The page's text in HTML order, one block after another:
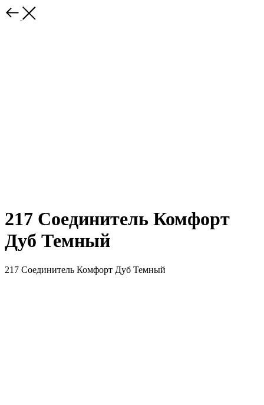
217 Соединитель Комфорт
Дуб Темный
217 Соединитель Комфорт Дуб Темный